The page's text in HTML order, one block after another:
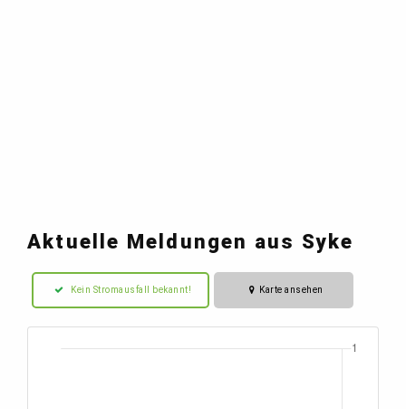
Aktuelle Meldungen aus Syke
Kein Stromausfall bekannt! Karte ansehen